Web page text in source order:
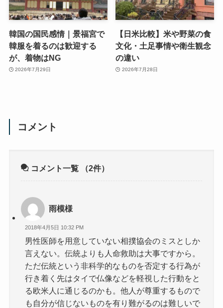
韓国の国民感情｜景福宮で
韓服を着るのは歓迎する
が、着物はNG
2026年7月29日
【日米比較】米や野菜の食
文化・土足事情や衛生観念
の違い
2026年7月28日
コメント
コメント一覧 （2件）
雨模様
2018年4月5日 10:32 PM
男性医師を用意していない相撲協会のミスとしか
言えない。伝統よりも人命救助は大事ですから。
ただ伝統という非科学的なものを否定する行為が
行き着く先はタイで仏像などを軽視した行動をと
る欧米人に通じるのかも。他人が尊重するもので
も自分が信じないものを有り難がるのは難しいで